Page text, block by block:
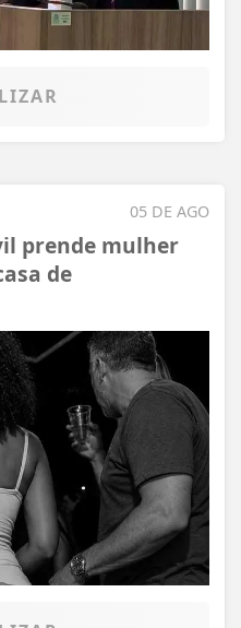
05 DE AGO
prende mulher
de